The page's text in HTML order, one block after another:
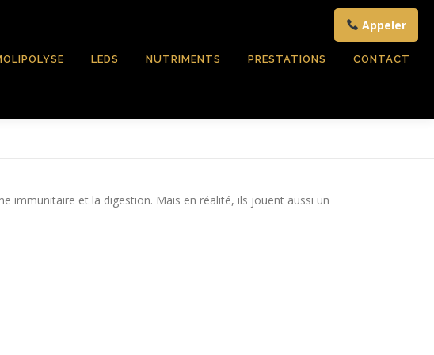
Appeler
LEDS NUTRIMENTS PRESTATIONS CONTACT
immunitaire et la digestion. Mais en réalité, ils jouent aussi un